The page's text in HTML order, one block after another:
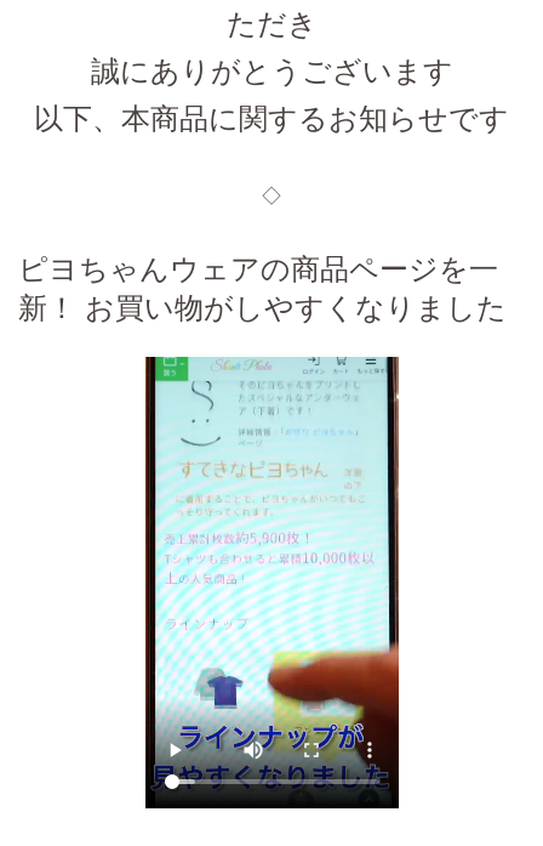
ただき
誠にありがとうございます
以下、本商品に関するお知らせです
◇
ピヨちゃんウェアの商品ページを一
新！ お買い物がしやすくなりました